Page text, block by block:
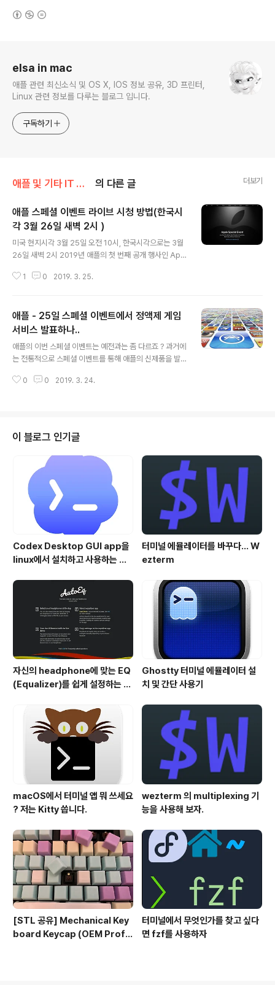
elsa in mac
애플 관련 최신소식 및 OS X, IOS 정보 공유, 3D 프린터,
Linux 관련 정보를 다루는 블로그 입니다.
구독하기
애플 및 기타 IT 소식/애플 관련 소식 의 다른 글 더보기
애플 스페셜 이벤트 라이브 시청 방법(한국시
각 3월 26일 새벽 2시 )
미국 현지시각 3월 25일 오전 10시, 한국시각으로는 3월
26일 새벽 2시 2019년 애플의 첫 번째 공개 행사인 App
heater에서 개최 됩니다. 라이브 스트리밍을 볼 수 있는
Apple Events app for macOS(무료 Githib)앱 설치
후 감상 - Apple TV - App Store에서 Apple Events
(무료) 앱을 다운로드 설치 한후, Apple Events 앱을 통
해 시청 - YouTube - 라이브 스트리밍 채널이번 이벤트
에서는 최근 새롭게 발표된 애플 H/W에 ..
1 0 2019. 3. 25.
애플 - 25일 스폐셜 이벤트에서 정액제 게임
서비스 발표하나..
애플의 이번 스폐셜 이벤트는 예전과는 좀 다르죠 ? 과거에
는 전통적으로 스폐셜 이벤트를 통해 애플의 신제품을 발
개했습니다. 그것도 하루에 하나씩 공개를 해서, 사람들이
성능 업그레이드들이기 때문에 이벤트 행사를 통해 소비자
들에게 보여줄 만한 임펙트는 없다는 점도 있지만, 이번 스
페셜 이벤트의 메인 이슈가 애플의 차기 신제품에 있지 않
고, 애플이 선 보일 새로운 서비스에 초첨이 맞춰져 있다는
것을 반증하는 것이기도 합니다. 신제품에 대한 소개는 매
우 짧게 하고, 대부분의 발표시간을..
0 0 2019. 3. 24.
이 블로그 인기글
Codex Desktop GUI app을
linux에서 설치하고 사용하는 방
터미널 에뮬레이터를 바꾸다... W
ezterm
자신의 headphone에 맞는 EQ
(Equalizer)를 쉽게 설정하는 방
Ghostty 터미널 에뮬레이터 설
치 및 간단 사용기
macOS에서 터미널 앱 뭐 쓰세요
? 저는 Kitty 씁니다.
wezterm 의 multiplexing 기
능을 사용해 보자.
[STL 공유] Mechanical Key
board Keycap (OEM Profil
터미널에서 무엇인가를 찾고 싶다
면 fzf를 사용하자